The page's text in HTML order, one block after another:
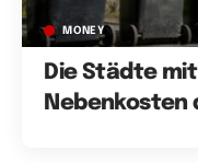
MONEY
Die Städte
Nebenkosten